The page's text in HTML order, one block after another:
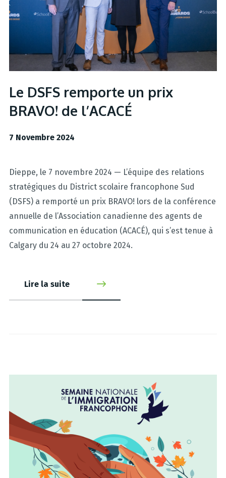
Le DSFS remporte un prix
BRAVO! de l’ACACÉ
7 Novembre 2024
Dieppe, le 7 novembre 2024 — L’équipe des relations
stratégiques du District scolaire francophone Sud
(DSFS) a remporté un prix BRAVO! lors de la conférence
annuelle de l’Association canadienne des agents de
communication en éducation (ACACÉ), qui s’est tenue à
Calgary du 24 au 27 octobre 2024.
Lire la suite